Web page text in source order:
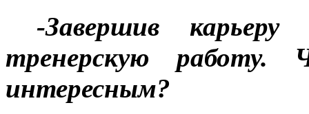
-Завершив
тренерскую
интересным?